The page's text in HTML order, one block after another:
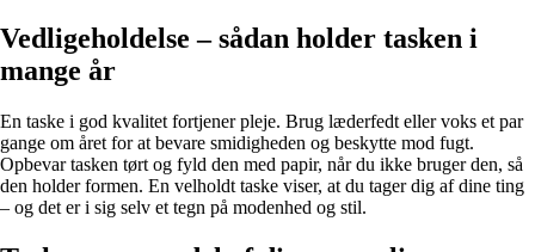
Vedligeholdelse – sådan holder tasken i
mange år
En taske i god kvalitet fortjener pleje. Brug læderfedt eller voks et par
gange om året for at bevare smidigheden og beskytte mod fugt.
Opbevar tasken tørt og fyld den med papir, når du ikke bruger den, så
den holder formen. En velholdt taske viser, at du tager dig af dine ting
– og det er i sig selv et tegn på modenhed og stil.